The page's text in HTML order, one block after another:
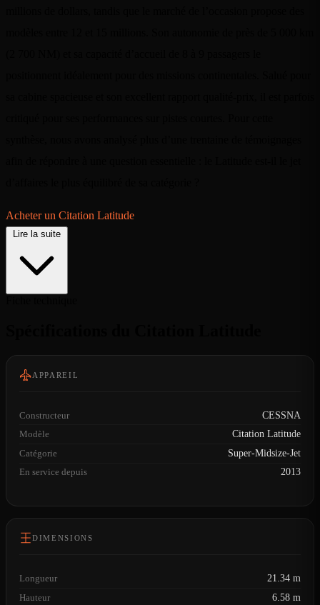
Acheter un Citation Latitude
Lire la suite
APPAREIL
Constructeur
CESSNA
Modèle
Citation Latitude
Catégorie
Super-Midsize-Jet
En service depuis
2013
DIMENSIONS
Longueur
21.34 m
Hauteur
6.58 m